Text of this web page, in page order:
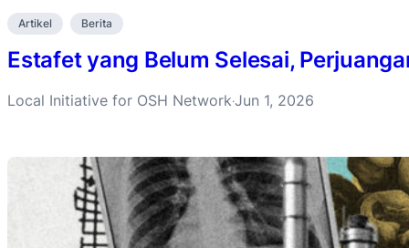
Artikel Berita
Estafet yang Belum Selesai,
Local Initiative for OSH Network·Jun 1, 2026